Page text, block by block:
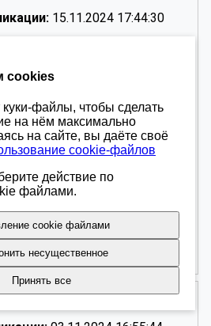
15.11.2024 17:44:30
вред и польза».
таких как доступ к
и общение, а также о рисках,
Преподаватель
в активное обсуждение,
важность критического
использовании онлайн-
занятия мы обсудили, как
интернет с пользой,
риски.
техники
cookies
куки-файлы, чтобы сделать
на нём максимально
на сайте, вы даёте своё
cookie-файлов
действие по
файлами.
cookie файлами
несущественное
Принять все